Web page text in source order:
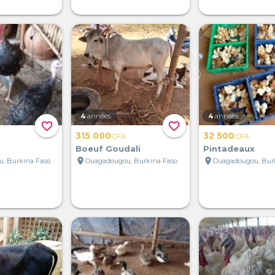
favorite_border
Burkina Faso
favorite_border
4 années
315 000CFA
Boeuf Goudali
location_onOuagadougou, Burkina Faso
4 années
32 500CFA
Pintadeaux
location_on Ouagadougou,